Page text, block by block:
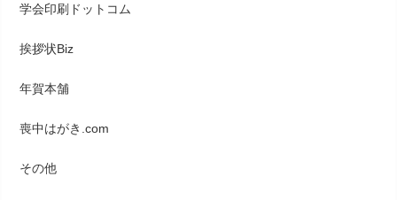
学会印刷ドットコム
挨拶状Biz
年賀本舗
喪中はがき.com
その他